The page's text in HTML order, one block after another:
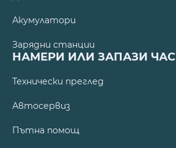
Акумулатори
Зарядни станции
НАМЕРИ ИЛИ ЗАПАЗИ ЧАС
Технически преглед
Автосервиз
Пътна помощ